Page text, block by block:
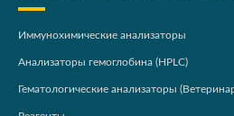
Иммунохимические анализаторы
Анализаторы гемоглобина (HPLC)
Гематологические анализаторы